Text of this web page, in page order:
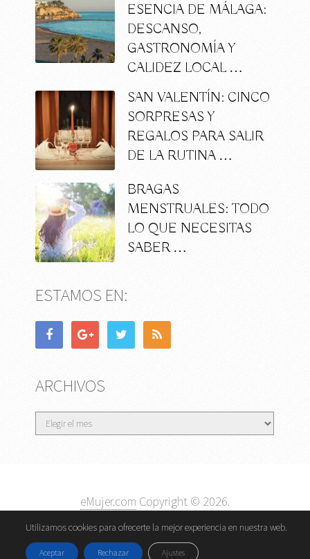
ESENCIA DE MÁLAGA:
DESCANSO,
GASTRONOMÍA Y
CALIDEZ LOCAL …
SAN VALENTÍN: CINCO
SORPRESAS Y
REGALOS PARA SALIR
DE LA RUTINA …
BRAGAS
MENSTRUALES: TODO
LO QUE NECESITAS
SABER …
ESTAMOS EN:
ARCHIVOS
Archivos
eMujer.com Copyright © 2026.
Contactar
|| Datos Legales y Privacidad
Política de
Cookies
Utilizamos cookies para ofrecerte la mejor experiencia en nuestra web.
Aceptar Rechazar Ajustes